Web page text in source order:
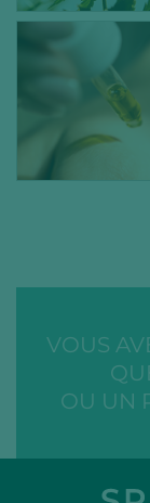
VOUS
OU UN